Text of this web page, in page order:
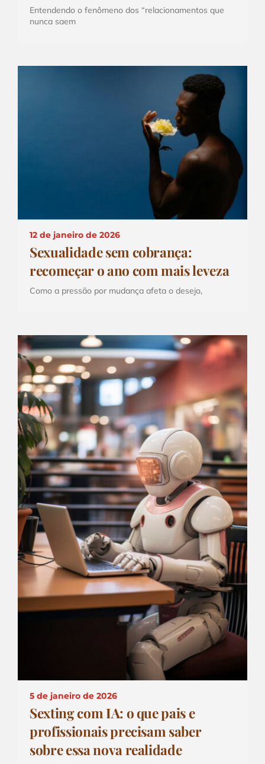
Entendendo o fenômeno dos “relacionamentos que
nunca saem
12 de janeiro de 2026
Sexualidade sem cobrança:
recomeçar o ano com mais leveza
Como a pressão por mudança afeta o desejo,
5 de janeiro de 2026
Sexting com IA: o que pais e
profissionais precisam saber
sobre essa nova realidade